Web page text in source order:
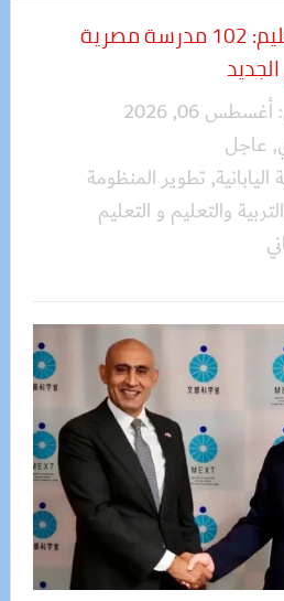
من طوكيو.. وزير التعليم: 102 مدرسة مصرية
أغسطس 06, 2026
, عاجل
, تطوير المنظومة
والتعليم و التعليم